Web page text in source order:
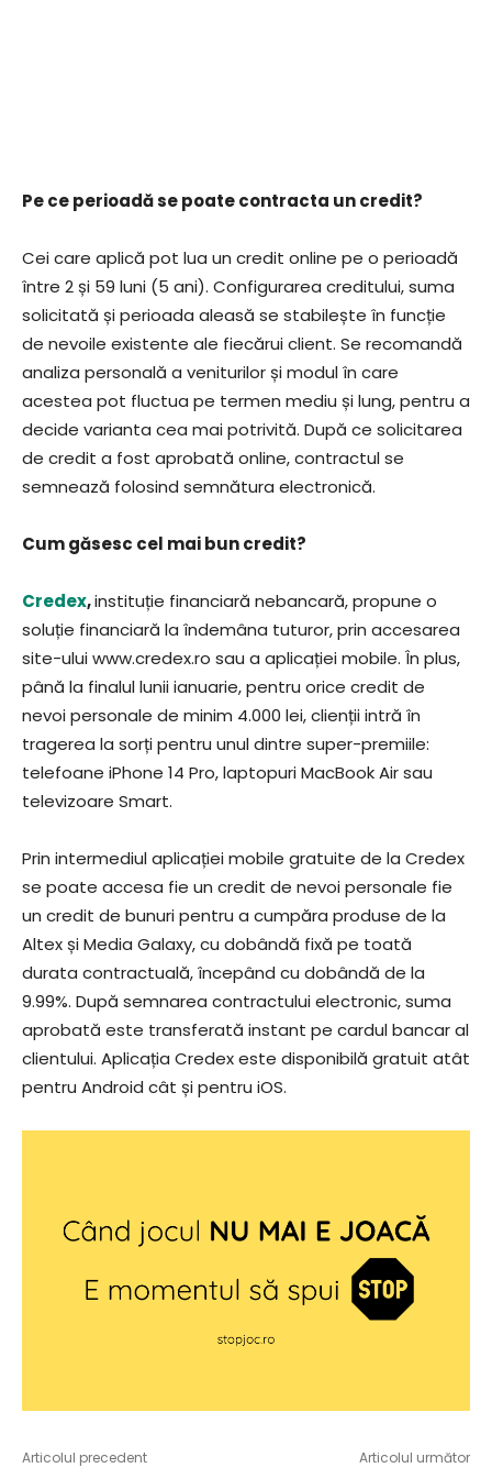
Pe ce perioadă se poate contracta un credit?
Cei care aplică pot lua un credit online pe o perioadă
între 2 și 59 luni (5 ani). Configurarea creditului, suma
solicitată și perioada aleasă se stabilește în funcție
de nevoile existente ale fiecărui client. Se recomandă
analiza personală a veniturilor și modul în care
acestea pot fluctua pe termen mediu și lung, pentru a
decide varianta cea mai potrivită. După ce solicitarea
de credit a fost aprobată online, contractul se
semnează folosind semnătura electronică.
Cum găsesc cel mai bun credit?
Credex,instituție financiară nebancară, propune o
soluție financiară la îndemâna tuturor, prin accesarea
site-ului www.credex.ro sau a aplicației mobile. În plus,
până la finalul lunii ianuarie, pentru orice credit de
nevoi personale de minim 4.000 lei, clienții intră în
tragerea la sorți pentru unul dintre super-premiile:
telefoane iPhone 14 Pro, laptopuri MacBook Air sau
televizoare Smart.
Prin intermediul aplicației mobile gratuite de la Credex
se poate accesa fie un credit de nevoi personale fie
un credit de bunuri pentru a cumpăra produse de la
Altex și Media Galaxy, cu dobândă fixă pe toată
durata contractuală, începând cu dobândă de la
9.99%. După semnarea contractului electronic, suma
aprobată este transferată instant pe cardul bancar al
clientului. Aplicația Credex este disponibilă gratuit atât
pentru Android cât și pentru iOS.
Articolul precedent Articolul următor